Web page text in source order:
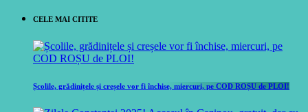
CELE MAI CITITE
Școlile, grădinițele și creșele vor fi închise, miercuri, pe COD ROȘU de PLOI!